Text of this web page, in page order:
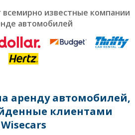
всемирно известные компании
автомобилей
аренду автомобилей,
клиентами
Wisecars